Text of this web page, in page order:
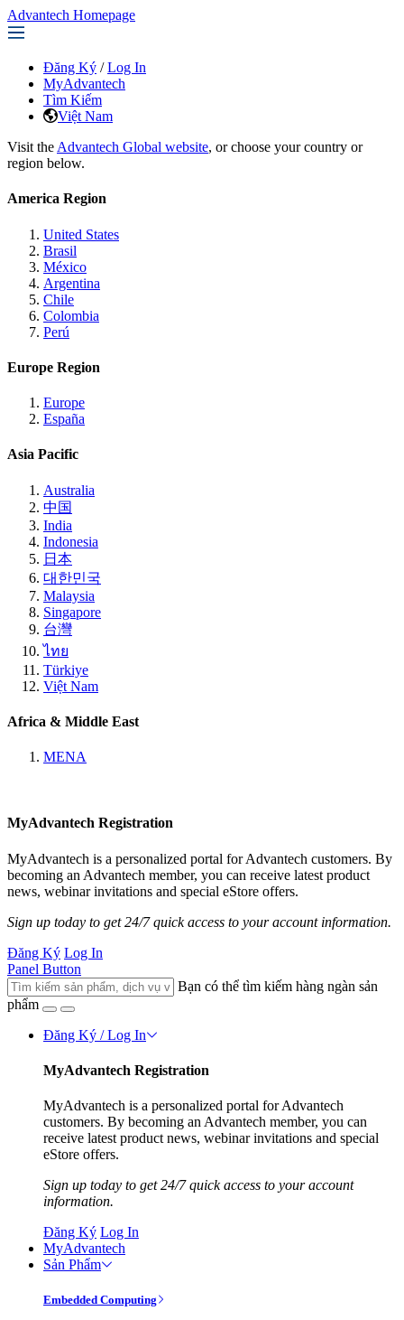
Advantech Homepage
Đăng Ký / Log In
MyAdvantech
Tìm Kiếm
Việt Nam
Visit the Advantech Global website, or choose your country or
region below.
America Region
United States
Brasil
México
Argentina
Chile
Colombia
Perú
Europe Region
Europe
España
Asia Pacific
Australia
中国
India
Indonesia
日本
대한민국
Malaysia
Singapore
台灣
ไทย
Türkiye
Việt Nam
Africa & Middle East
MENA
MyAdvantech Registration
MyAdvantech is a personalized portal for Advantech customers. By
becoming an Advantech member, you can receive latest product
news, webinar invitations and special eStore offers.
Sign up today to get 24/7 quick access to your account information.
Đăng Ký Log In
Panel Button
Bạn có thể tìm kiếm hàng ngàn sản
phẩm
Đăng Ký / Log In
MyAdvantech Registration
MyAdvantech is a personalized portal for Advantech
customers. By becoming an Advantech member, you can
receive latest product news, webinar invitations and special
eStore offers.
Sign up today to get 24/7 quick access to your account
information.
Đăng Ký Log In
MyAdvantech
Sản Phẩm
Embedded Computing